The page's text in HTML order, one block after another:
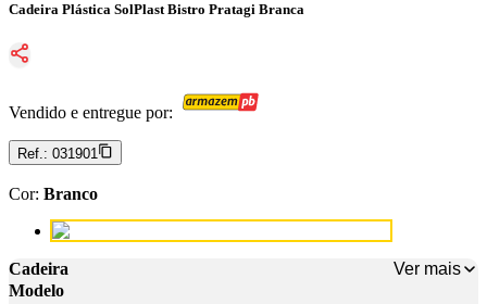
Cadeira Plástica SolPlast Bistro Pratagi Branca
Vendido e entregue por:
Ref.: 031901
Cor: Branco
Cor: Branco
Cadeira
Ver mais
Modelo